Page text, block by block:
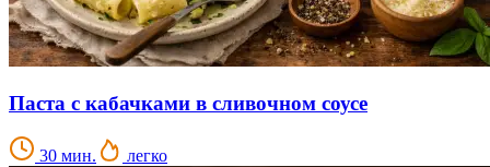
Паста с кабачками в сливочном соусе
30 мин. легко